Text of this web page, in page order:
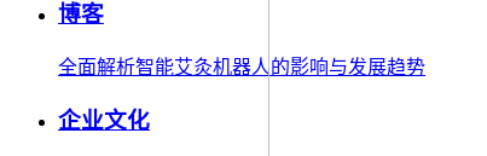
博客
全面解析智能艾灸机器人的影响与发展趋势
企业文化